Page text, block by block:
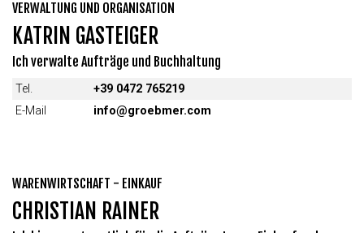
VERWALTUNG UND ORGANISATION
KATRIN GASTEIGER
Ich verwalte Aufträge und Buchhaltung
Tel.
+39 0472 765219
E-Mail
info@groebmer.com
WARENWIRTSCHAFT - EINKAUF
CHRISTIAN RAINER